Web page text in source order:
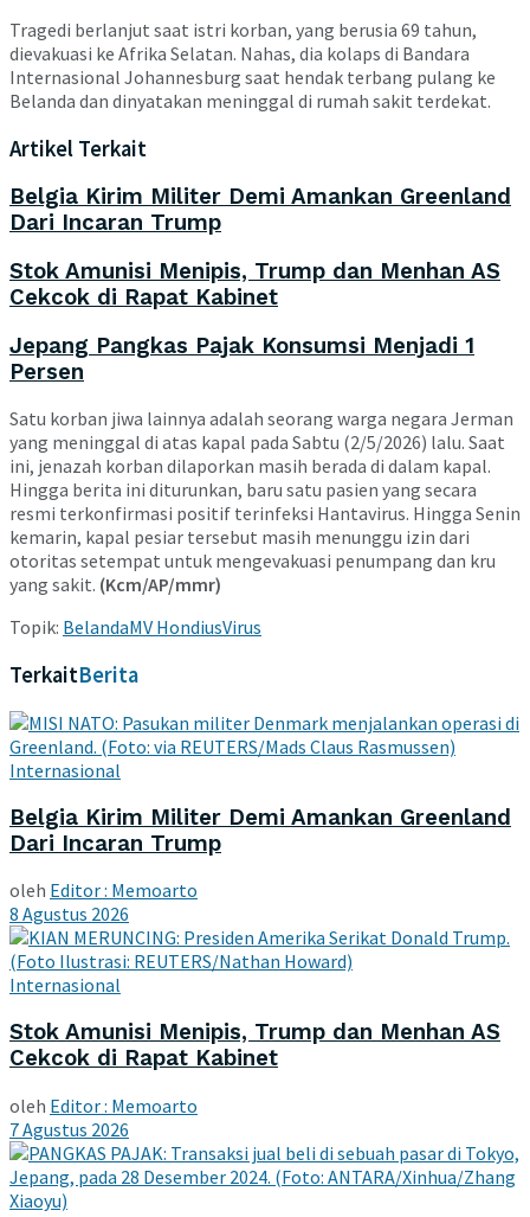
Tragedi berlanjut saat istri korban, yang berusia 69 tahun,
dievakuasi ke Afrika Selatan. Nahas, dia kolaps di Bandara
Internasional Johannesburg saat hendak terbang pulang ke
Belanda dan dinyatakan meninggal di rumah sakit terdekat.
Artikel Terkait
Belgia Kirim Militer Demi Amankan Greenland
Dari Incaran Trump
Stok Amunisi Menipis, Trump dan Menhan AS
Cekcok di Rapat Kabinet
Jepang Pangkas Pajak Konsumsi Menjadi 1
Persen
Satu korban jiwa lainnya adalah seorang warga negara Jerman
yang meninggal di atas kapal pada Sabtu (2/5/2026) lalu. Saat
ini, jenazah korban dilaporkan masih berada di dalam kapal.
Hingga berita ini diturunkan, baru satu pasien yang secara
resmi terkonfirmasi positif terinfeksi Hantavirus. Hingga Senin
kemarin, kapal pesiar tersebut masih menunggu izin dari
otoritas setempat untuk mengevakuasi penumpang dan kru
yang sakit. (Kcm/AP/mmr)
Topik: BelandaMV HondiusVirus
TerkaitBerita
Internasional
Belgia Kirim Militer Demi Amankan Greenland
Dari Incaran Trump
oleh Editor : Memoarto
8 Agustus 2026
Internasional
Stok Amunisi Menipis, Trump dan Menhan AS
Cekcok di Rapat Kabinet
oleh Editor : Memoarto
7 Agustus 2026